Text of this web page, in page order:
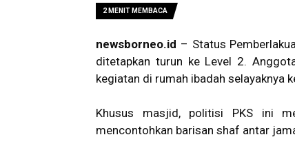
2 MENIT MEMBACA
newsborneo.id – Status
ditetapkan turun ke Level 2.
kegiatan di rumah ibadah selayaknya
Khusus masjid, politisi PKS ini
mencontohkan barisan shaf antar